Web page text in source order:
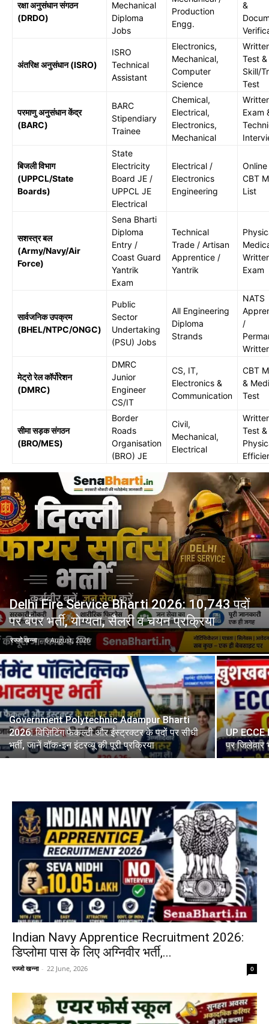
रक्षा अनुसंधान संगठन
(DRDO)
Mechanical
Diploma
Jobs
Production
Engg.
&
अंतरिक्ष अनुसंधान (ISRO)
ISRO
Technical
Assistant
Electronics,
Mechanical,
Computer
Science
Test &
Skill/
Test
परमाणु अनुसंधान केंद्र
(BARC)
BARC
Stipendiary
Trainee
Chemical,
Electrical,
Electronics,
Mechanical
Exam
बिजली विभाग
(UPPCL/State
Boards)
State
Electricity
Board JE /
UPPCL JE
Electrical
Electrical /
Electronics
Engineering
Online
CBT
List
सशस्त्र बल
(Army/Navy/Air
Force)
Sena Bharti
Diploma
Entry /
Coast Guard
Yantrik
Exam
Technical
Trade / Artisan
Apprentice /
Yantrik
Exam
सार्वजनिक उपक्रम
(BHEL/NTPC/ONGC)
Public
Sector
Undertaking
(PSU) Jobs
All Engineering
Diploma
Strands
NATS
/
मेट्रो रेल कॉर्पोरेशन
(DMRC)
DMRC
Junior
Engineer
CS/IT
CS, IT,
Electronics &
Communication
CBT
&
Test
सीमा सड़क संगठन
(BRO/MES)
Border
Roads
Organisation
(BRO) JE
Civil,
Mechanical,
Electrical
Test &
Delhi Fire Service Bharti 2026: 10,743 पदों
पर बंपर भर्ती, योग्यता, सैलरी व चयन प्रक्रिया
रज्जो खन्ना - 6 August, 2026
Government Polytechnic Adampur Bharti
2026: विज़िटिंग फैकल्टी और इंस्ट्रक्टर के पदों पर सीधी
भर्ती, जानें वॉक-इन इंटरव्यू की पूरी प्रक्रिया
UP
पर जिलेवार
Indian Navy Apprentice Recruitment 2026:
डिप्लोमा पास के लिए अग्निवीर भर्ती,...
रज्जो खन्ना - 22 June, 2026 0